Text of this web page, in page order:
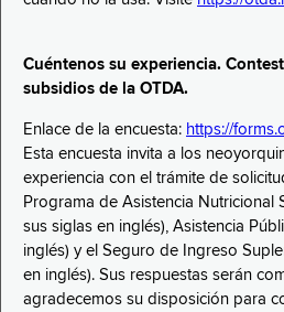
Cuéntenos su experiencia.
subsidios de la OTDA.
Enlace de la encuesta: https://
Esta encuesta invita a los
experiencia con el trámite de
Programa de Asistencia Nutricional
sus siglas en inglés), Asistencia
inglés) y el Seguro de Ingreso
en inglés). Sus respuestas serán
agradecemos su disposición para